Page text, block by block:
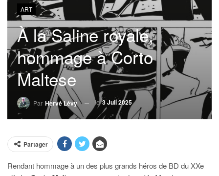
ART
À la Saline royale,
hommage à Corto
Maltese
Par Hervé Lévy le3 Juil 2025
Partager
Rendant hommage à un des plus grands héros de BD du XXe